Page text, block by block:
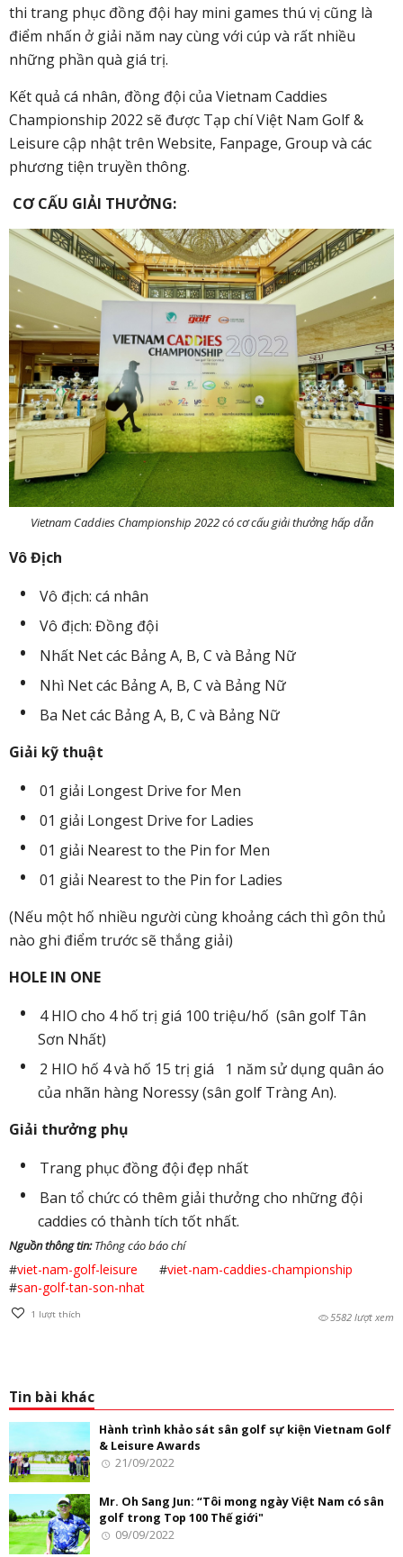
thi trang phục đồng đội hay mini games thú vị cũng là
điểm nhấn ở giải năm nay cùng với cúp và rất nhiều
những phần quà giá trị.
Kết quả cá nhân, đồng đội của Vietnam Caddies
Championship 2022 sẽ được Tạp chí Việt Nam Golf &
Leisure cập nhật trên Website, Fanpage, Group và các
phương tiện truyền thông.
CƠ CẤU GIẢI THƯỞNG:
Vietnam Caddies Championship 2022 có cơ cấu giải thưởng hấp dẫn
Vô Địch
Vô địch: cá nhân
Vô địch: Đồng đội
Nhất Net các Bảng A, B, C và Bảng Nữ
Nhì Net các Bảng A, B, C và Bảng Nữ
Ba Net các Bảng A, B, C và Bảng Nữ
Giải kỹ thuật
01 giải Longest Drive for Men
01 giải Longest Drive for Ladies
01 giải Nearest to the Pin for Men
01 giải Nearest to the Pin for Ladies
(Nếu một hố nhiều người cùng khoảng cách thì gôn thủ
nào ghi điểm trước sẽ thắng giải)
HOLE IN ONE
4 HIO cho 4 hố trị giá 100 triệu/hố (sân golf Tân
Sơn Nhất)
2 HIO hố 4 và hố 15 trị giá 1 năm sử dụng quân áo
của nhãn hàng Noressy (sân golf Tràng An).
Giải thưởng phụ
Trang phục đồng đội đẹp nhất
Ban tổ chức có thêm giải thưởng cho những đội
caddies có thành tích tốt nhất.
Nguồn thông tin:Thông cáo báo chí
#viet-nam-golf-leisure #viet-nam-caddies-championship
#san-golf-tan-son-nhat
1 lượt thích 5582 lượt xem
Tin bài khác
Hành trình khảo sát sân golf sự kiện Vietnam Golf
& Leisure Awards
21/09/2022
Mr. Oh Sang Jun: “Tôi mong ngày Việt Nam có sân
golf trong Top 100 Thế giới"
09/09/2022